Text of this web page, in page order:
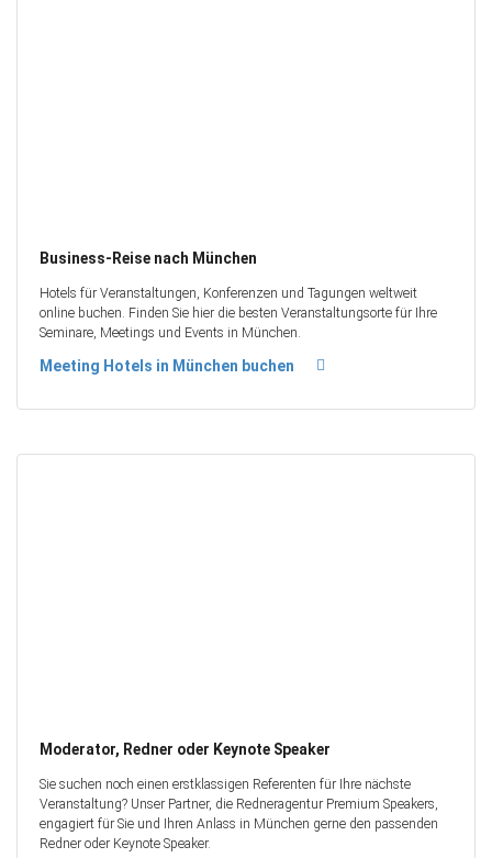
Business-Reise nach München
Hotels für Veranstaltungen, Konferenzen und Tagungen weltweit
online buchen. Finden Sie hier die besten Veranstaltungsorte für Ihre
Seminare, Meetings und Events in München.
Meeting Hotels in München buchen
Moderator, Redner oder Keynote Speaker
Sie suchen noch einen erstklassigen Referenten für Ihre nächste
Veranstaltung? Unser Partner, die Redneragentur Premium Speakers,
engagiert für Sie und Ihren Anlass in München gerne den passenden
Redner oder Keynote Speaker.